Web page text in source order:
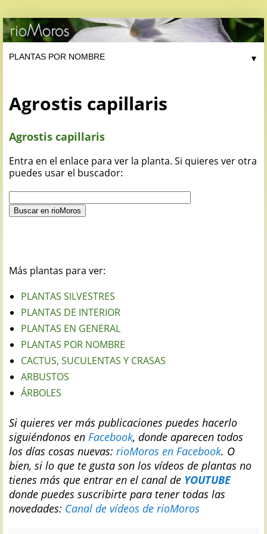
▼
Agrostis capillaris
Agrostis capillaris
Entra en el enlace para ver la planta. Si quieres ver otra
puedes usar el buscador:
Más plantas para ver:
PLANTAS SILVESTRES
PLANTAS DE INTERIOR
PLANTAS EN GENERAL
PLANTAS POR NOMBRE
CACTUS, SUCULENTAS Y CRASAS
ARBUSTOS
ÁRBOLES
Si quieres ver más publicaciones puedes hacerlo
siguiéndonos en Facebook, donde aparecen todos
los días cosas nuevas: rioMoros en Facebook. O
bien, si lo que te gusta son los vídeos de plantas no
tienes más que entrar en el canal de YOUTUBE
donde puedes suscribirte para tener todas las
novedades: Canal de vídeos de rioMoros